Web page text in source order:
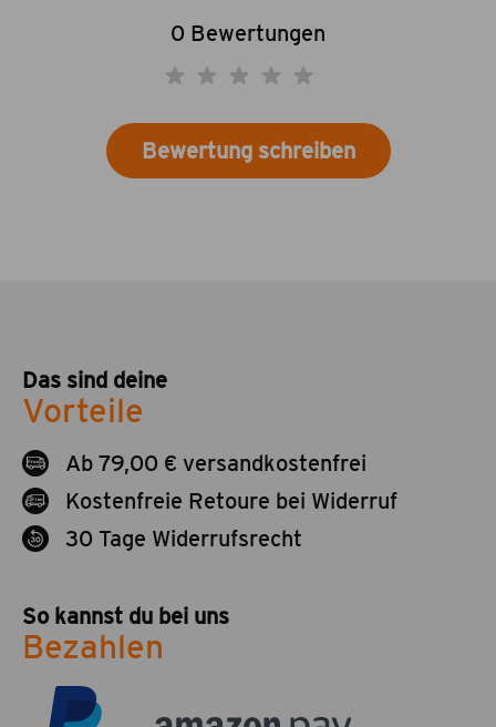
0 Bewertungen
Bewertung schreiben
Das sind deine
Vorteile
Ab 79,00 € versandkostenfrei
Kostenfreie Retoure bei Widerruf
30 Tage Widerrufsrecht
So kannst du bei uns
Bezahlen